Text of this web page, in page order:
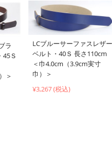
ラ
45Ｓ
＞
LCブルーサーファスレザー
ベルト・40Ｓ 長さ110cm
＜巾4.0cm（3.9cm実寸
巾）＞
¥3,267 (税込)